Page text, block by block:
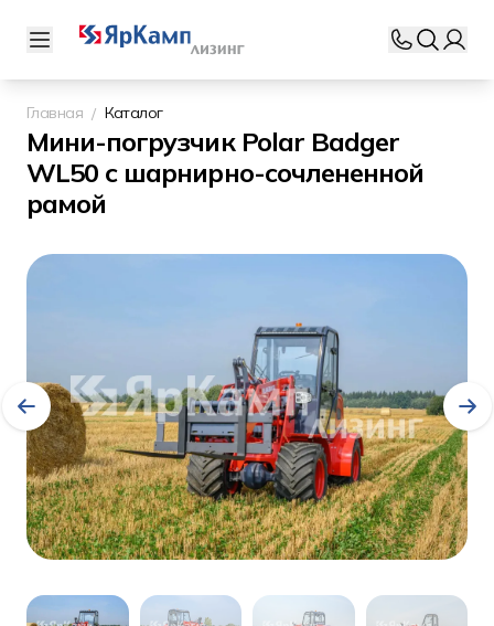
Главная Каталог
Мини-погрузчик Polar Badger
WL50 с шарнирно-сочлененной
рамой